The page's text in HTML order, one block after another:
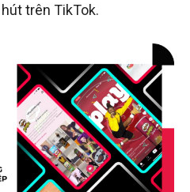
trên TikTok.